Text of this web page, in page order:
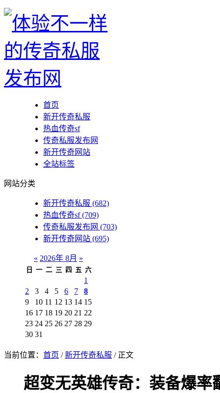
首页
新开传奇私服
热血传奇sf
传奇私服发布网
新开传奇网站
全站标签
网站分类
新开传奇私服 (682)
热血传奇sf(709)
传奇私服发布网 (703)
新开传奇网站 (695)
« 2026年 8月 »
日 一 二 三 四 五 六
1
2
3 4 5 6 7
8
9
10 11 12 13 14 15
16 17 18 19 20 21 22
23 24 25 26 27 28 29
30 31
当前位置： 首页 /新开传奇私服 / 正文
超变无英雄传奇：装备爆